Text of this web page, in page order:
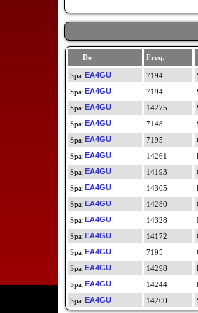
De Freq.
EA4GU
7194
EA4GU
7194
EA4GU
14275
EA4GU
7148
EA4GU
7195
EA4GU
14261
EA4GU
14193
EA4GU
14305
EA4GU
14280
EA4GU
14328
EA4GU
14172
EA4GU
7195
EA4GU
14298
EA4GU
14244
EA4GU
14200